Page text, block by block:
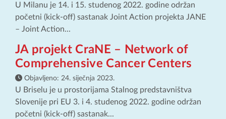
U Milanu je 14. i 15. studenog 2022. godine održan
početni (kick-off) sastanak Joint Action projekta JANE
– Joint Action...
JA projekt CraNE – Network of
Comprehensive Cancer Centers
Objavljeno: 24. siječnja 2023.
U Briselu je u prostorijama Stalnog predstavništva
Slovenije pri EU 3. i 4. studenog 2022. godine održan
početni (kick-off) sastanak...